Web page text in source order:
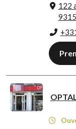
122